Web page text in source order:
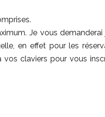
Je vous
en effet pour les
claviers pour vous